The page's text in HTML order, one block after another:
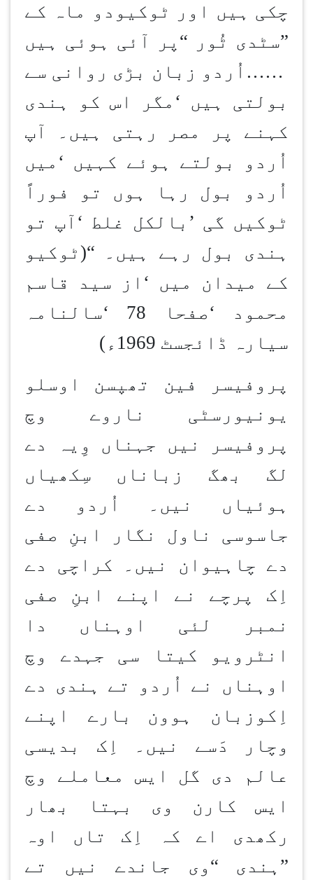
چکی ہیں اور ٹوکیودو ماہ کے
”سٹدی ٹُور “ پر آئی ہوئی ہیں
…… اُردو زبان بڑی روانی سے
بولتی ہیں ‘ مگر اس کو ہندی
کہنے پر مصر رہتی ہیں۔ آپ
اُردو بولتے ہوئے کہیں ‘ میں
اُردو بول رہا ہوں تو فوراً
ٹوکیں گی ’ بالکل غلط ‘ آپ تو
ہندی بول رہے ہیں۔
“(ٹوکیو
کے میدان میں ‘ از سید قاسم
محمود ‘صفحا 78 ‘سالنامہ
سیارہ ڈائجسٹ 1969ء)
پروفیسر فین تھپسن اوسلو
یونیورسٹی ناروے وچ
پروفیسر نیں جہناں وِیہ دے
لگ بھگ زباناں سِکھیاں
ہوئیاں نیں۔ اُردو دے
جاسوسی ناول نگار ابنِ صفی
دے چاہیوان نیں۔ کراچی دے
اِک پرچے نے اپنے ابنِ صفی
نمبر لئی اوہناں دا
انٹرویو کیتا سی جہدے وچ
اوہناں نے اُردو تے ہندی دے
اِکوزبان ہوون
بارے اپنے
وچار دَسے نیں۔ اِک بدیسی
عالم دی گل ایس معاملے وچ
ایس کارن وی بہتا بھار
رکھدی اے کہ اِک تاں اوہ
” ہندی “ وی جاندے نیں تے